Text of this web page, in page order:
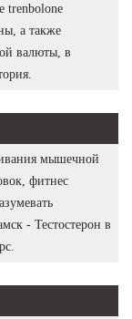
trenbolone
а также
валюты, в
мышечной
фитнес
- Тестостерон в